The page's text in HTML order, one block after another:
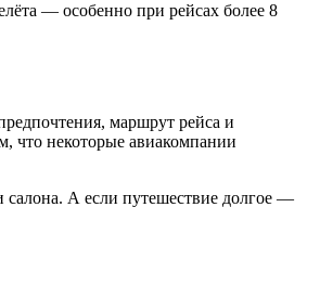
— особенно при рейсах более 8
маршрут рейса и
что некоторые авиакомпании
салона. А если путешествие долгое —